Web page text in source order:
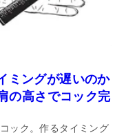
ミングが遅いのか
の高さでコック完
ック。作るタイミング